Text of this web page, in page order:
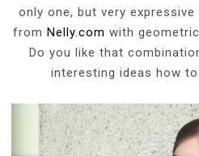
only one, but very
fromNelly.com with
Do you like that
interesting ideas how